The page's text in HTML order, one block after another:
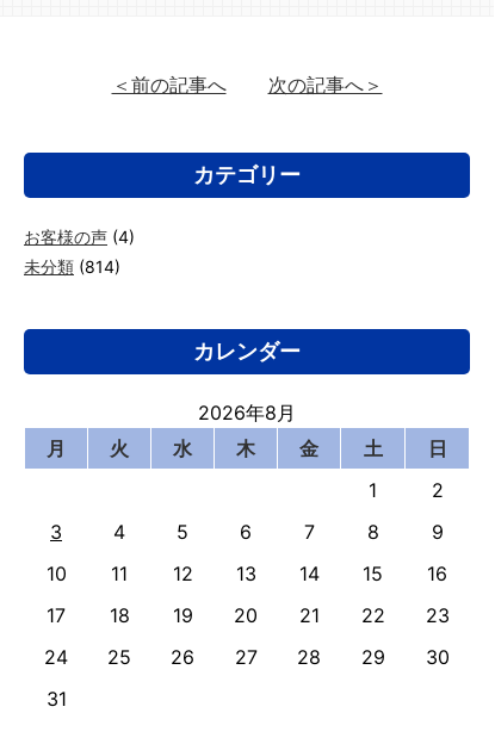
＜前の記事へ 次の記事へ＞
カテゴリー
お客様の声 (4)
未分類 (814)
カレンダー
2026年8月
月
火 水 木 金 土
日
1
2
3
4 5 6 7 8
9
10
11 12 13 14 15
16
17
18 19 20 21 22
23
24
25 26 27 28 29
30
31